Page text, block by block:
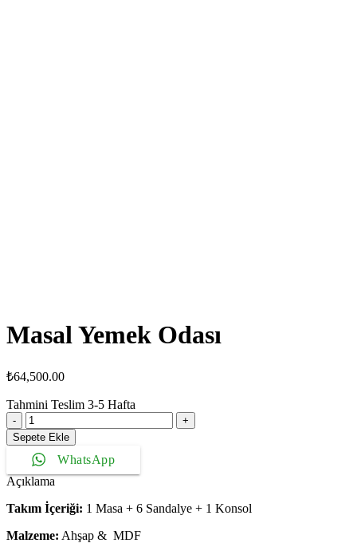
Masal Yemek Odası
₺64,500.00
Tahmini Teslim 3-5 Hafta
Masal
Yemek
Odası
adet
Sepete Ekle
WhatsApp
Açıklama
Takım İçeriği: 1 Masa + 6 Sandalye + 1 Konsol
Malzeme: Ahşap & MDF